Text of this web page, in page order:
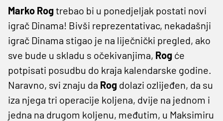
Marko Rogtrebao bi u ponedjeljak postati novi
igrač Dinama! Bivši reprezentativac, nekadašnji
igrač Dinama stigao je na liječnički pregled, ako
sve bude u skladu s očekivanjima, Rog će
potpisati posudbu do kraja kalendarske godine.
Naravno, svi znaju da Rog dolazi ozlijeđen, da su
iza njega tri operacije koljena, dvije na jednom i
jedna na drugom koljenu, međutim, u Maksimiru